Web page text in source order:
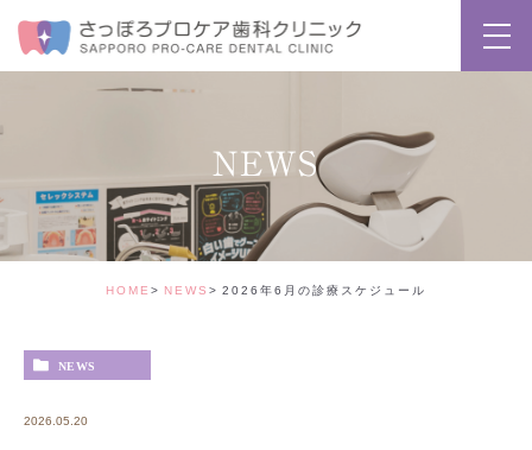
NEWS
HOME NEWS 2026年6月の診療スケジュール
NEWS
2026.05.20